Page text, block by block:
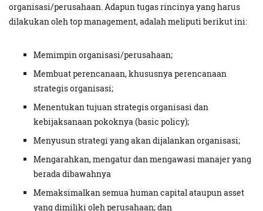
organisasi/perusahaan. Adapun tugas rincinya yang harus
dilakukan oleh top management, adalah meliputi berikut ini:
Memimpin organisasi/perusahaan;
Membuat perencanaan, khususnya perencanaan
strategis organisasi;
Menentukan tujuan strategis organisasi dan
kebijaksanaan pokoknya (basic policy);
Menyusun strategi yang akan dijalankan organisasi;
Mengarahkan, mengatur dan mengawasi manajer yang
berada dibawahnya
Memaksimalkan semua human capital ataupun asset
yang dimiliki oleh perusahaan; dan